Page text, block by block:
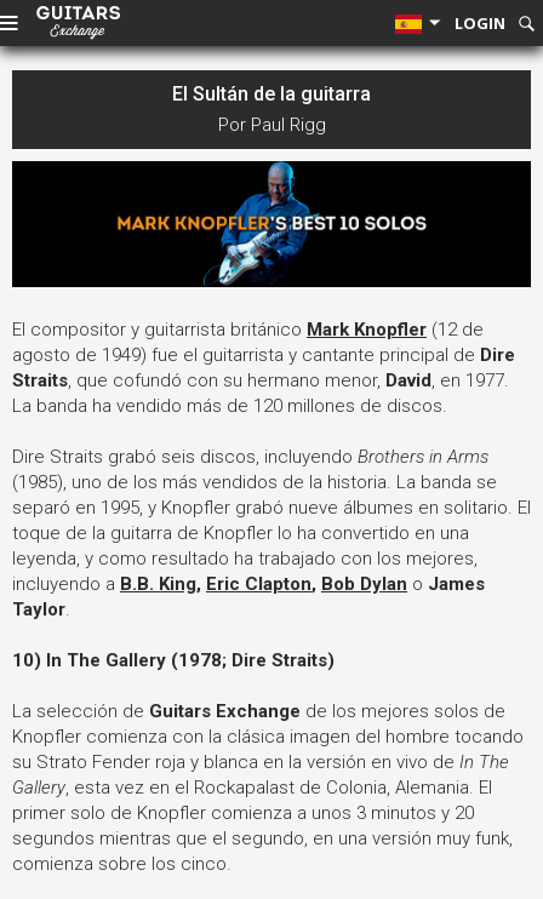
LOGIN
El Sultán de la guitarra
Por Paul Rigg
El compositor y guitarrista británico Mark Knopfler (12 de
agosto de 1949) fue el guitarrista y cantante principal de Dire
Straits, que cofundó con su hermano menor, David, en 1977.
La banda ha vendido más de 120 millones de discos.
Dire Straits grabó seis discos, incluyendo Brothers in Arms
(1985), uno de los más vendidos de la historia. La banda se
separó en 1995, y Knopfler grabó nueve álbumes en solitario. El
toque de la guitarra de Knopfler lo ha convertido en una
leyenda, y como resultado ha trabajado con los mejores,
incluyendo a B.B. King, Eric Clapton, Bob Dylan o James
Taylor.
10) In The Gallery (1978; Dire Straits)
La selección de Guitars Exchange de los mejores solos de
Knopfler comienza con la clásica imagen del hombre tocando
su Strato Fender roja y blanca en la versión en vivo de In The
Gallery, esta vez en el Rockapalast de Colonia, Alemania. El
primer solo de Knopfler comienza a unos 3 minutos y 20
segundos mientras que el segundo, en una versión muy funk,
comienza sobre los cinco.